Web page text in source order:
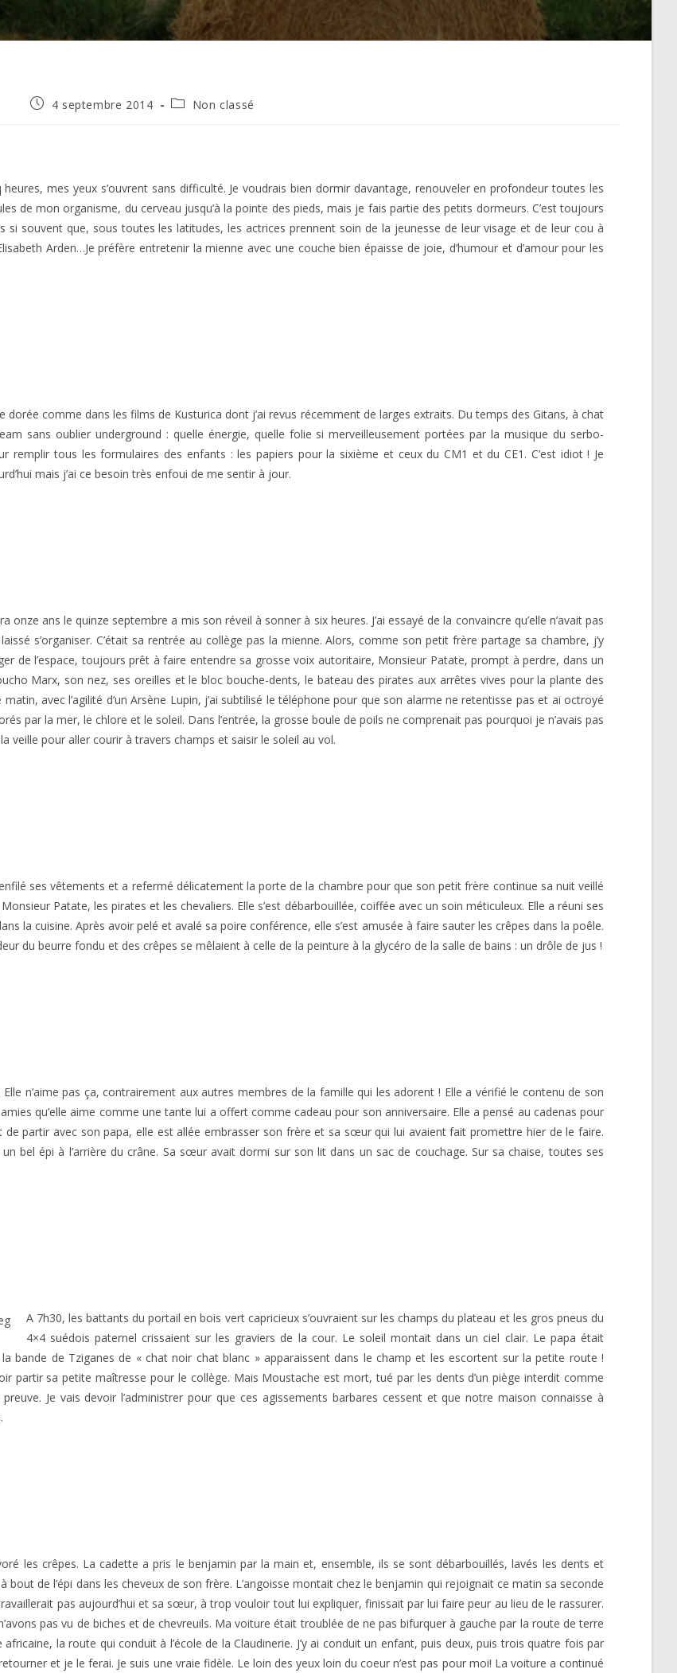
Publication
4 septembre 2014
PostNon classé
heures, mes yeux s’ouvrent sans difficulté. Je voudrais bien dormir davantage, renouveler en profondeur toutes les
de mon organisme, du cerveau jusqu’à la pointe des pieds, mais je fais partie des petits dormeurs. C’est toujours
si souvent que, sous toutes les latitudes, les actrices prennent soin de la jeunesse de leur visage et de leur cou à
Arden…Je préfère entretenir la mienne avec une couche bien épaisse de joie, d’humour et d’amour pour les
dorée comme dans les films de Kusturica dont j’ai revus récemment de larges extraits. Du temps des Gitans, à chat
sans oublier underground : quelle énergie, quelle folie si merveilleusement portées par la musique du serbo-
remplir tous les formulaires des enfants : les papiers pour la sixième et ceux du CM1 et du CE1. C’est idiot ! Je
mais j’ai ce besoin très enfoui de me sentir à jour.
onze ans le quinze septembre a mis son réveil à sonner à six heures. J’ai essayé de la convaincre qu’elle n’avait pas
s’organiser. C’était sa rentrée au collège pas la mienne. Alors, comme son petit frère partage sa chambre, j’y
de l’espace, toujours prêt à faire entendre sa grosse voix autoritaire, Monsieur Patate, prompt à perdre, dans un
Marx, son nez, ses oreilles et le bloc bouche-dents, le bateau des pirates aux arrêtes vives pour la plante des
avec l’agilité d’un Arsène Lupin, j’ai subtilisé le téléphone pour que son alarme ne retentisse pas et ai octroyé
par la mer, le chlore et le soleil. Dans l’entrée, la grosse boule de poils ne comprenait pas pourquoi je n’avais pas
veille pour aller courir à travers champs et saisir le soleil au vol.
ses vêtements et a refermé délicatement la porte de la chambre pour que son petit frère continue sa nuit veillé
Patate, les pirates et les chevaliers. Elle s’est débarbouillée, coiffée avec un soin méticuleux. Elle a réuni ses
la cuisine. Après avoir pelé et avalé sa poire conférence, elle s’est amusée à faire sauter les crêpes dans la poêle.
du beurre fondu et des crêpes se mêlaient à celle de la peinture à la glycéro de la salle de bains : un drôle de jus !
Elle n’aime pas ça, contrairement aux autres membres de la famille qui les adorent ! Elle a vérifié le contenu de son
amies qu’elle aime comme une tante lui a offert comme cadeau pour son anniversaire. Elle a pensé au cadenas pour
partir avec son papa, elle est allée embrasser son frère et sa sœur qui lui avaient fait promettre hier de le faire.
bel épi à l’arrière du crâne. Sa sœur avait dormi sur son lit dans un sac de couchage. Sur sa chaise, toutes ses
A 7h30, les battants du portail en bois vert capricieux s’ouvraient sur les champs du plateau et les gros pneus du
4×4 suédois paternel crissaient sur les graviers de la cour. Le soleil montait dans un ciel clair. Le papa était
bande de Tziganes de « chat noir chat blanc » apparaissent dans le champ et les escortent sur la petite route !
partir sa petite maîtresse pour le collège. Mais Moustache est mort, tué par les dents d’un piège interdit comme
Je vais devoir l’administrer pour que ces agissements barbares cessent et que notre maison connaisse à
les crêpes. La cadette a pris le benjamin par la main et, ensemble, ils se sont débarbouillés, lavés les dents et
bout de l’épi dans les cheveux de son frère. L’angoisse montait chez le benjamin qui rejoignait ce matin sa seconde
pas aujourd’hui et sa sœur, à trop vouloir tout lui expliquer, finissait par lui faire peur au lieu de le rassurer.
pas vu de biches et de chevreuils. Ma voiture était troublée de ne pas bifurquer à gauche par la route de terre
la route qui conduit à l’école de la Claudinerie. J’y ai conduit un enfant, puis deux, puis trois quatre fois par
et je le ferai. Je suis une vraie fidèle. Le loin des yeux loin du coeur n’est pas pour moi! La voiture a continué